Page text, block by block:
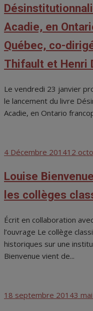
Acadie, en
Québec, co-
Thifault et Henri
Le vendredi 23 janvier
le lancement du livre
Acadie, en Ontario
Posted
4 Décembre 201412
Louise
les collèges
Écrit en collaboration
l’ouvrage Le collège
historiques sur une
Bienvenue vient de...
Posted
18 septembre 20143